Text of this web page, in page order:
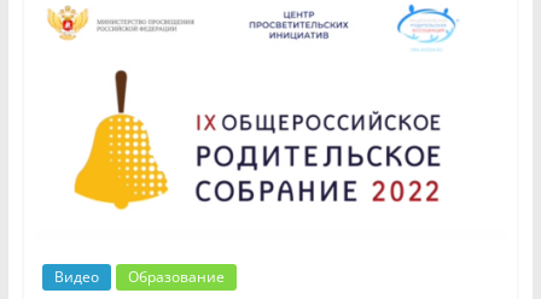
Видео Образование